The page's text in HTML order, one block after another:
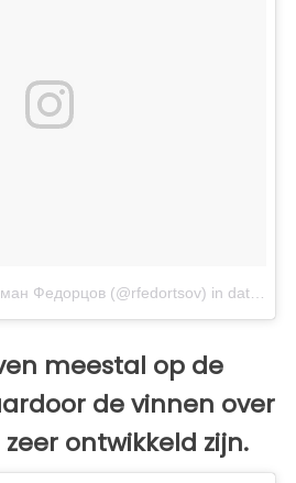
Федорцов (@rfedortsov) in data:
meestal op de
de vinnen over
ontwikkeld zijn.